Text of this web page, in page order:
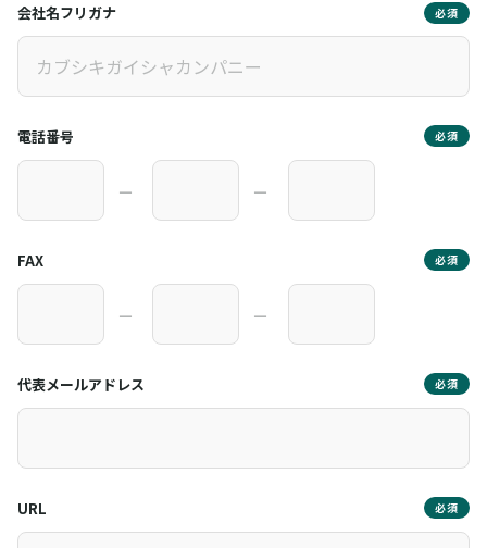
会社名フリガナ 必須
電話番号 必須
― ―
FAX 必須
― ―
代表メールアドレス 必須
URL 必須